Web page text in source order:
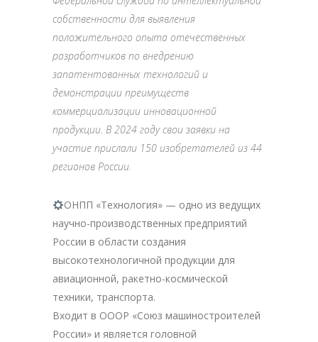
собственности для выявления
положительного опыта отечественных
разработчиков по внедрению
запатентованных технологий и
демонстрации преимуществ
коммерциализации инновационной
продукции. В 2024 году свои заявки на
участие прислали 150 изобретателей из 44
регионов России.
ОНПП «Технология» — одно из ведущих
научно-производственных предприятий
России в области создания
высокотехнологичной продукции для
авиационной, ракетно-космической
техники, транспорта.
Входит в ОООР «Союз машиностроителей
России» и является головной